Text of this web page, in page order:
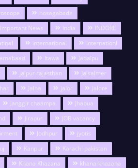
hosagabade
Important News India
INDORE
international
Internationl
Itawa
Jabalpu
jaipur rajasthan
Jaisalmer
Jalna jalor
Jalore
Janggir chaampa
Jhabua
Jirapur
JOB vacancy
Jodhpur
jyotis
Kanpur
Karachi pakistan
Khana Khazana
khana-khazana